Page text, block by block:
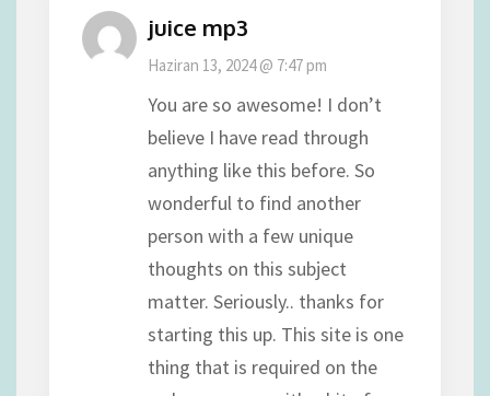
juice mp3
Haziran 13, 2024 @ 7:47 pm
You are so awesome! I don’t
believe I have read through
anything like this before. So
wonderful to find another
person with a few unique
thoughts on this subject
matter. Seriously.. thanks for
starting this up. This site is one
thing that is required on the